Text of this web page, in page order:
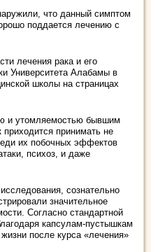
что данный симптом
поддается лечению с
лечения рака и его
Университета Алабамы в
школы на страницах
и утомляемостью бывшим
приходится принимать не
их побочных эффектов
психоз, и даже
сознательно
значительное
Согласно стандартной
капсулам-пустышкам
после курса «лечения»